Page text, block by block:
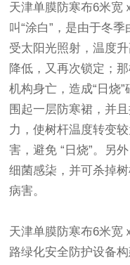
天津单膜 防寒布6米宽
叫“涂白”，是由于冬
受太阳光照射，温度
降低，又再次锁定；
机构身亡，造成“日烧
围起一层防寒裙，并
力，使树杆温度转变
害，避免 “日烧”。另
细菌感柒，并可杀掉
病害。
天津单膜 防寒布6米宽
路绿化安全防护设备